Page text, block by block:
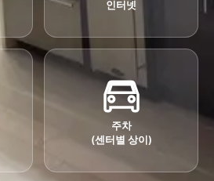
인터넷
주차
(센터별 상이)